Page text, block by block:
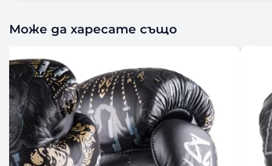
Може да харесате също